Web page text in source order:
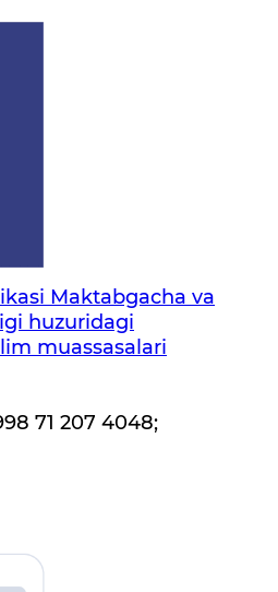
Maktabgacha va
huzuridagi
muassasalari
71 207 4048;